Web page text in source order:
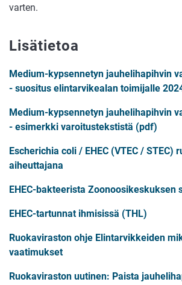
varten.
Lisätietoa
Medium-kypsennetyn jauhelihapihvin
- suositus elintarvikealan toimijalle
Medium-kypsennetyn jauhelihapihvin
- esimerkki varoitustekstistä (pdf)
Escherichia coli / EHEC (VTEC / STEC)
aiheuttajana
EHEC-bakteerista Zoonoosikeskuksen
EHEC-tartunnat ihmisissä (THL)
Ruokaviraston ohje Elintarvikkeiden
vaatimukset
Ruokaviraston uutinen: Paista